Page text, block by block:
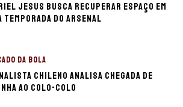
Jesus busca recuperar espaço em
temporada do Arsenal
DA BOLA
chileno analisa chegada de
ao Colo-Colo